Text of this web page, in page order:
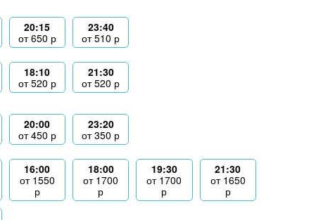
20:15
от650 р
23:40
от510 р
18:10
от520 р
21:30
от520 р
20:00
от450 р
23:20
от350 р
16:00
от 1550
р
18:00
от 1700
р
19:30
от 1700
р
21:30
от 1650
р